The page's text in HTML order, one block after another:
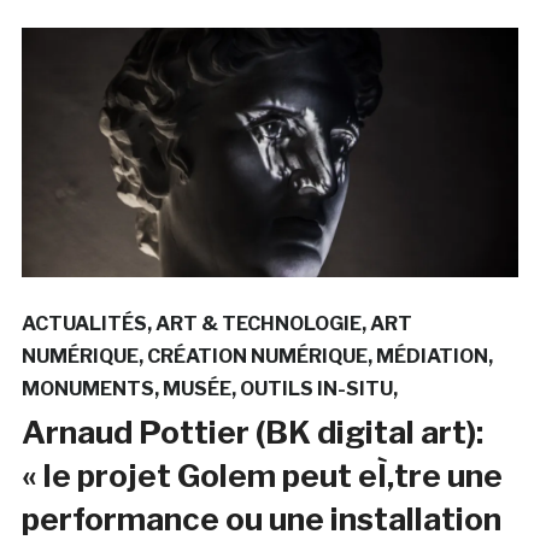
ACTUALITÉS ART & TECHNOLOGIE ART
NUMÉRIQUE CRÉATION NUMÉRIQUE MÉDIATION
MONUMENTS MUSÉE OUTILS IN-SITU
Arnaud Pottier (BK digital art):
« le projet Golem peut eÌ‚tre une
performance ou une installation